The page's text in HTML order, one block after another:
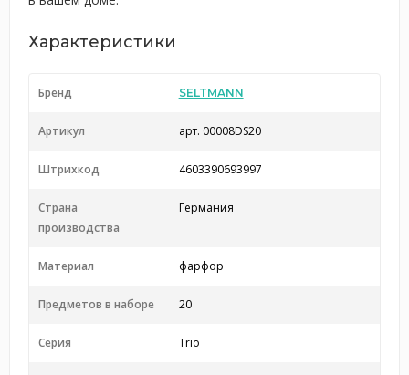
Характеристики
Бренд SELTMANN
Артикул арт. 00008DS20
Штрихкод 4603390693997
Страна
производства
Германия
Материал фарфор
Предметов в наборе 20
Серия Trio